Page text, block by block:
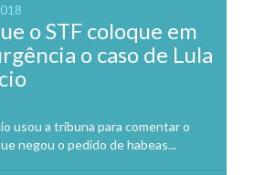
o STF coloque em
o caso de Lula
usou a tribuna para comentar o
negou o pedido de habeas...